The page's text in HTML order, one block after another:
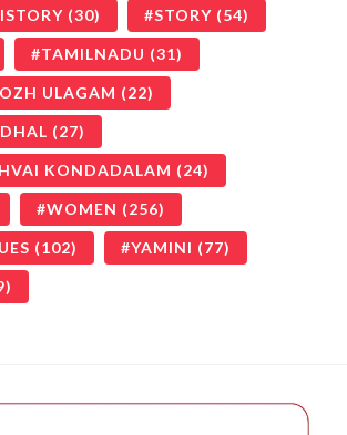
(30) STORY (54)
TAMILNADU (31)
ULAGAM (22)
(27)
KONDADALAM (24)
WOMEN (256)
(102) YAMINI (77)